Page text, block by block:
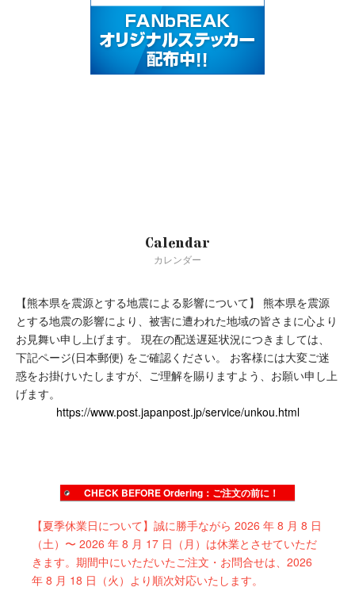
Calendar
カレンダー
true
【熊本県を震源とする地震による影響について】 熊本県を震源
とする地震の影響により、被害に遭われた地域の皆さまに心より
お見舞い申し上げます。
現在の配送遅延状況につきましては、
下記ページ(日本郵便) をご確認ください。
お客様には大変ご迷
惑をお掛けいたしますが、ご理解を賜りますよう、お願い申し上
げます。
https://www.post.japanpost.jp/service/unkou.html
CHECK BEFORE Ordering：ご注文の前に！
【夏季休業日について】誠に勝手ながら 2026 年 8 月 8 日
（土）〜 2026 年 8 月 17 日（月）は休業とさせていただ
きます。期間中にいただいたご注文・お問合せは、2026
年 8 月 18 日（火）より順次対応いたします。